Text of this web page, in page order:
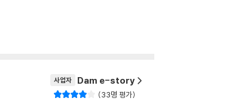
사업자 Dam e-story
33명 평가